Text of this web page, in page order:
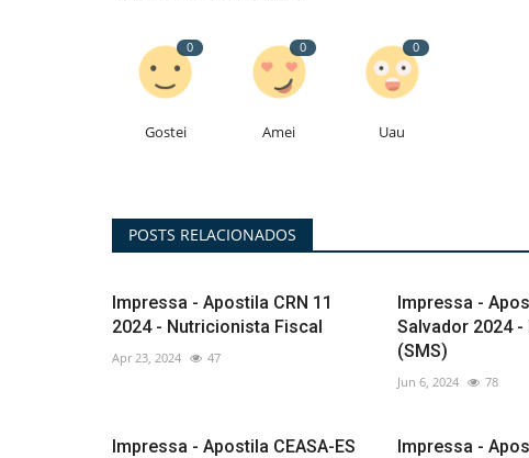
0
Gostei
0
Amei
0
Uau
POSTS RELACIONADOS
Impressa - Apostila CRN 11
2024 - Nutricionista Fiscal
Apr 23, 2024 47
Impressa -
Salvador 2024
(SMS)
Jun 6, 2024 78
Impressa - Apostila CEASA-ES
Impressa -